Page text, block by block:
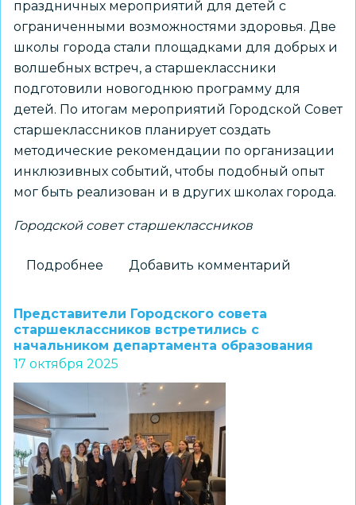
праздничных мероприятий для детей с
ограниченными возможностями здоровья. Две
школы города стали площадками для добрых и
волшебных встреч, а старшеклассники
подготовили новогоднюю программу для
детей. По итогам мероприятий Городской Совет
старшеклассников планирует создать
методические рекомендации по организации
инклюзивных событий, чтобы подобный опыт
мог быть реализован и в других школах города.
Городской совет старшеклассников
Подробнее
Совет
старшеклассников
провел
праздничные
мероприятия
школьников
с
ограниченными
возможностями
Добавить комментарий
Представители Городского совета
старшеклассников встретились с
начальником департамента образования
17 октября 2025